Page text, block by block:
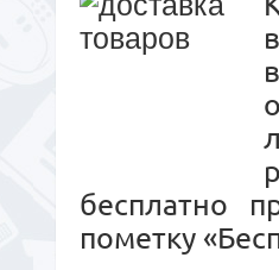
бесплатно
пометку